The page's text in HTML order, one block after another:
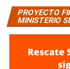
PROYECTO
MINISTERIO